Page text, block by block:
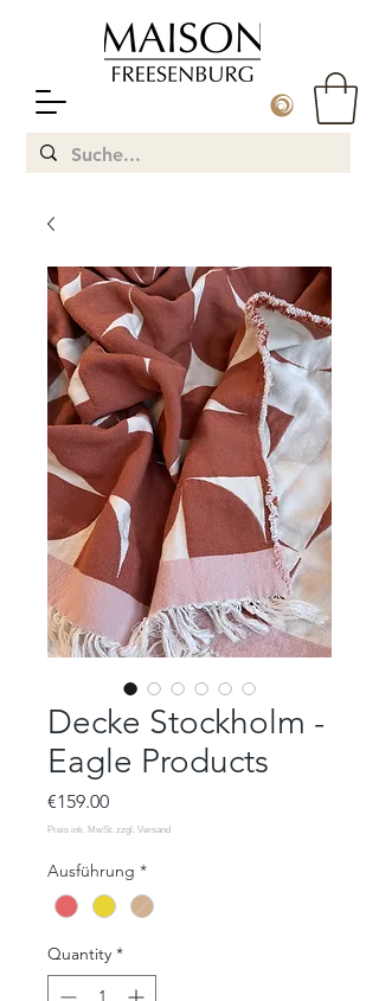
Decke Stockholm -
Eagle Products
€159.00Price
Ausführung *
Quantity *